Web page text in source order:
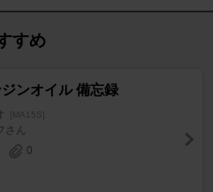
すめ
ンオイル 備忘録
[MA15S]
さん
0